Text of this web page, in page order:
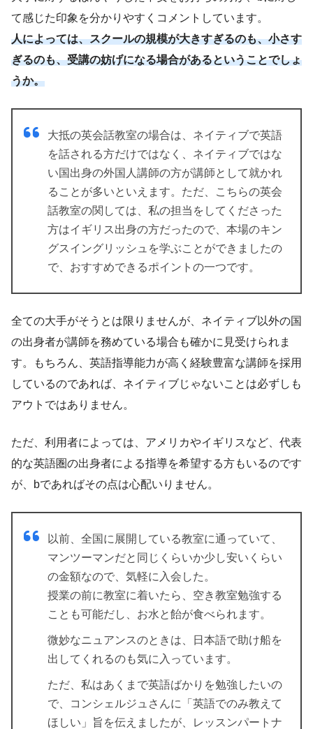
て感じた印象を分かりやすくコメントしています。
人によっては、スクールの規模が大きすぎるのも、小さす
ぎるのも、受講の妨げになる場合があるということでしょ
うか。
大抵の英会話教室の場合は、ネイティブで英語
を話される方だけではなく、ネイティブではな
い国出身の外国人講師の方が講師として就かれ
ることが多いといえます。ただ、こちらの英会
話教室の関しては、私の担当をしてくださった
方はイギリス出身の方だったので、本場のキン
グスイングリッシュを学ぶことができましたの
で、おすすめできるポイントの一つです。
全ての大手がそうとは限りませんが、ネイティブ以外の国
の出身者が講師を務めている場合も確かに見受けられま
す。もちろん、英語指導能力が高く経験豊富な講師を採用
しているのであれば、ネイティブじゃないことは必ずしも
アウトではありません。
ただ、利用者によっては、アメリカやイギリスなど、代表
的な英語圏の出身者による指導を希望する方もいるのです
が、bであればその点は心配いりません。
以前、全国に展開している教室に通っていて、
マンツーマンだと同じくらいか少し安いくらい
の金額なので、気軽に入会した。
授業の前に教室に着いたら、空き教室勉強する
ことも可能だし、お水と飴が食べられます。
微妙なニュアンスのときは、日本語で助け船を
出してくれるのも気に入っています。
ただ、私はあくまで英語ばかりを勉強したいの
で、コンシェルジュさんに「英語でのみ教えて
ほしい」旨を伝えましたが、レッスンパートナ